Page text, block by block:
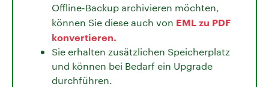
Offline-Backup archivieren möchten,
können Sie diese auch von EML zu PDF
konvertieren.
Sie erhalten zusätzlichen Speicherplatz
und können bei Bedarf ein Upgrade
durchführen.